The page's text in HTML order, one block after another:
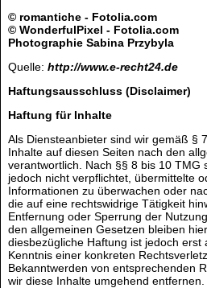
© romantiche - Fotolia.com
© WonderfulPixel - Fotolia.com
Photographie Sabina Przybyla
Quelle:http://www.e-recht24.de
Haftungsausschluss (Disclaimer)
Haftung für Inhalte
Als Diensteanbieter sind wir gemäß §
Inhalte auf diesen Seiten nach den
verantwortlich. Nach §§ 8 bis 10 TMG
jedoch nicht verpflichtet, übermittelte
Informationen zu überwachen oder
die auf eine rechtswidrige Tätigkeit
Entfernung oder Sperrung der
den allgemeinen Gesetzen bleiben
diesbezügliche Haftung ist jedoch erst
Kenntnis einer konkreten
Bekanntwerden von entsprechenden
wir diese Inhalte umgehend entfernen.